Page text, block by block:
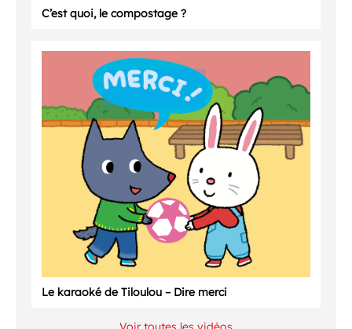
C’est quoi, le compostage ?
Le karaoké de Tiloulou – Dire merci